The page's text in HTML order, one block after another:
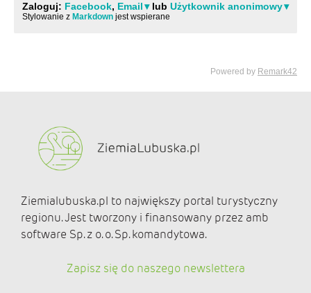
Ziemialubuska.pl to największy portal turystyczny
regionu. Jest tworzony i finansowany przez amb
software Sp. z o. o. Sp. komandytowa.
Zapisz się do naszego newslettera